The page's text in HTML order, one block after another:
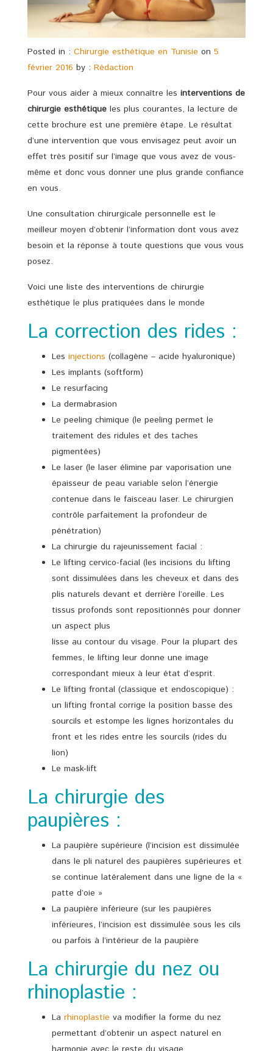
Posted in : Chirurgie esthétique en Tunisie on 5
février 2016 by : Rédaction
Pour vous aider à mieux connaître les interventions de
chirurgie esthétique les plus courantes, la lecture de
cette brochure est une première étape. Le résultat
d’une intervention que vous envisagez peut avoir un
effet très positif sur l’image que vous avez de vous-
même et donc vous donner une plus grande confiance
en vous.
Une consultation chirurgicale personnelle est le
meilleur moyen d’obtenir l’information dont vous avez
besoin et la réponse à toute questions que vous vous
posez.
Voici une liste des interventions de chirurgie
esthétique le plus pratiquées dans le monde
La correction des rides :
Les injections (collagène – acide hyaluronique)
Les implants (softform)
Le resurfacing
La dermabrasion
Le peeling chimique (le peeling permet le
traitement des ridules et des taches
pigmentées)
Le laser (le laser élimine par vaporisation une
épaisseur de peau variable selon l’énergie
contenue dans le faisceau laser. Le chirurgien
contrôle parfaitement la profondeur de
pénétration)
La chirurgie du rajeunissement facial :
Le lifting cervico-facial (les incisions du lifting
sont dissimulées dans les cheveux et dans des
plis naturels devant et derrière l’oreille. Les
tissus profonds sont repositionnés pour donner
un aspect plus
lisse au contour du visage. Pour la plupart des
femmes, le lifting leur donne une image
correspondant mieux à leur état d’esprit.
Le lifting frontal (classique et endoscopique) :
un lifting frontal corrige la position basse des
sourcils et estompe les lignes horizontales du
front et les rides entre les sourcils (rides du
lion)
Le mask-lift
La chirurgie des
paupières :
La paupière supérieure (l’incision est dissimulée
dans le pli naturel des paupières supérieures et
se continue latéralement dans une ligne de la «
patte d’oie »
La paupière inférieure (sur les paupières
inférieures, l’incision est dissimulée sous les cils
ou parfois à l’intérieur de la paupière
La chirurgie du nez ou
rhinoplastie :
La rhinoplastie va modifier la forme du nez
permettant d’obtenir un aspect naturel en